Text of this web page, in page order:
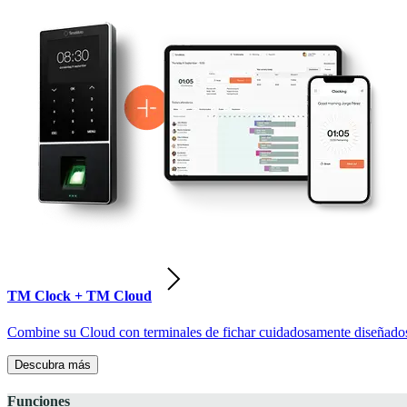
TM Clock + TM Cloud
Combine su Cloud con terminales de fichar cuidadosamente
Descubra más
Funciones